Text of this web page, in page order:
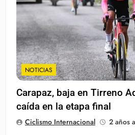
NOTICIAS
Carapaz, baja en Tirreno
caída en la etapa final
Ciclismo Internacional 2 años